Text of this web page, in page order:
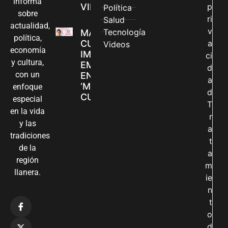
sobre
actualidad,
política,
economía
y cultura,
con un
enfoque
especial
en la vida
y las
tradiciones
de la
región
llanera.
VILLAVICENCIO
MADRES
CUIDADORAS
IMPULSAN SUS
EMPRENDIMIENTOS
EN LA FERIA
‘MANOS QUE
CUIDAN Y CREAN’
Política
Salud
Tecnología
Videos
p
ri
v
a
ci
d
a
d
T
r
a
t
a
m
ie
n
t
o